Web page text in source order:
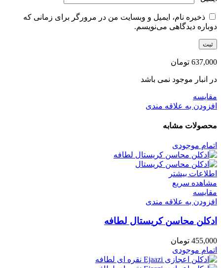
ذخیره نام، ایمیل و وبسایت من در مرورگر برای زمانی که
دوباره دیدگاهی می‌نویسم.
637,000 تومان
در انبار موجود نمی باشد
مقایسه
افزودن به علاقه مندی
محصولات مشابه
اتمام موجودی
اطلاعات بیشتر
مشاهده سریع
مقایسه
افزودن به علاقه مندی
ادکلن محاسن کریستال لطافه
455,000 تومان
اتمام موجودی